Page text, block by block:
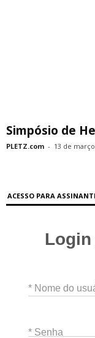
Simpósio de
PLETZ.com - 13 de
ACESSO PARA
* Nome do
* Senha